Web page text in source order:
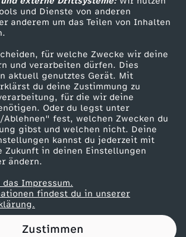
und Dienste von anderen
anderem um das Teilen von Inhalten
für welche Zwecke wir deine
und verarbeiten dürfen. Dies
aktuell genutztes Gerät. Mit
du deine Zustimmung zu
für die wir deine
Oder du legst unter
fest, welchen Zwecken du
gibst und welchen nicht. Deine
kannst du jederzeit mit
Zukunft in deinen Einstellungen
ändern.
Impressum.
findest du in unserer
Zustimmen